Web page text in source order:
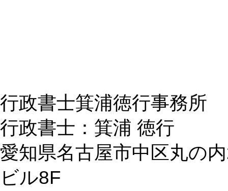
行政書士箕浦徳行事務所
行政書士：箕浦 徳行
愛知県名古屋市中区丸の
ビル8F